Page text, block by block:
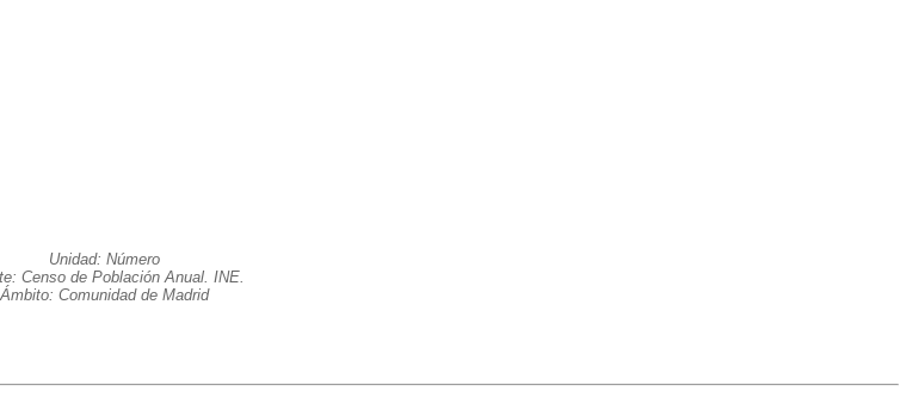
Unidad: Número
Censo de Población Anual. INE.
Ámbito: Comunidad de Madrid